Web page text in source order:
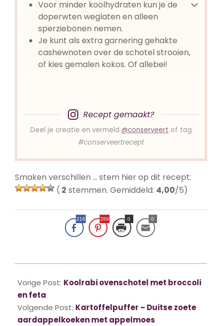
Voor minder koolhydraten kun je de
doperwten weglaten en alleen
sperziebonen nemen.
Je kunt als extra garnering gehakte
cashewnoten over de schotel strooien,
of kies gemalen kokos. Of allebei!
Recept gemaakt?
Deel je creatie en vermeld @conserveert of tag
#conserveertrecept
Smaken verschillen … stem hier op dit recept:
( 2 stemmen. Gemiddeld: 4,00/5)
216 289 0 0
10-
09
Vorige Post: Koolrabi ovenschotel met broccoli
en feta
Volgende Post: Kartoffelpuffer – Duitse zoete
aardappelkoeken met appelmoes